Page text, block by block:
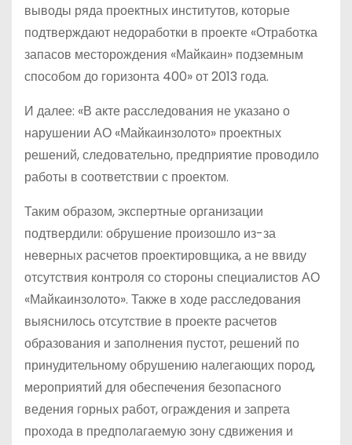
выводы ряда проектных институтов, которые
подтверждают недоработки в проекте «Отработка
запасов месторождения «Майкаин» подземным
способом до горизонта 400» от 2013 года.
И далее: «В акте расследования не указано о
нарушении АО «Майкаинзолото» проектных
решений, следовательно, предприятие проводило
работы в соответствии с проектом.
Таким образом, экспертные организации
подтвердили: обрушение произошло из-за
неверных расчетов проектировщика, а не ввиду
отсутствия контроля со стороны специалистов АО
«Майкаинзолото». Также в ходе расследования
выяснилось отсутствие в проекте расчетов
образования и заполнения пустот, решений по
принудительному обрушению налегающих пород,
мероприятий для обеспечения безопасного
ведения горных работ, ограждения и запрета
прохода в предполагаемую зону сдвижения и